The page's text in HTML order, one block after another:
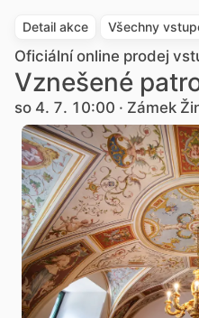
Detail akce Všechny
Oficiální online prodej
Vznešené
so 4. 7. 10:00 · Zámek